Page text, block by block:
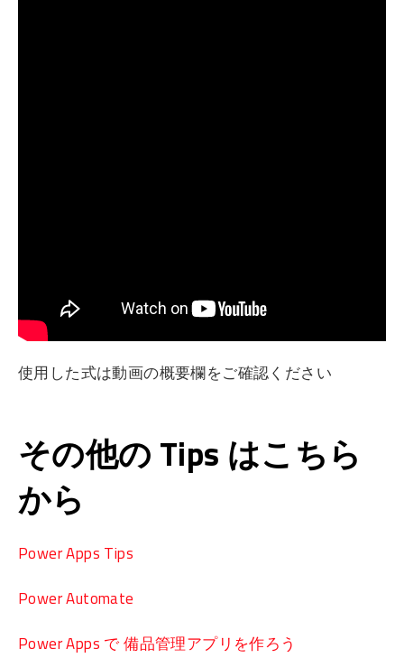
使用した式は動画の概要欄をご確認ください
その他の Tips はこちら
から
Power Apps Tips
Power Automate
Power Apps で 備品管理アプリを作ろう